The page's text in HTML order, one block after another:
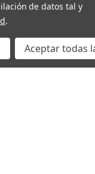
de datos tal y
.
Aceptar todas